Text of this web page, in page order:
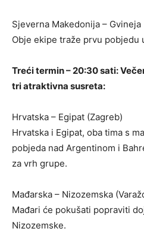
Sjeverna Makedonija – Gvineja
Obje ekipe traže prvu pobjedu
Treći termin – 20:30 sati:
tri atraktivna susreta:
Hrvatska – Egipat (Zagreb)
Hrvatska i Egipat, oba tima s
pobjeda nad Argentinom i
za vrh grupe.
Mađarska – Nizozemska
Mađari će pokušati popraviti
Nizozemske.